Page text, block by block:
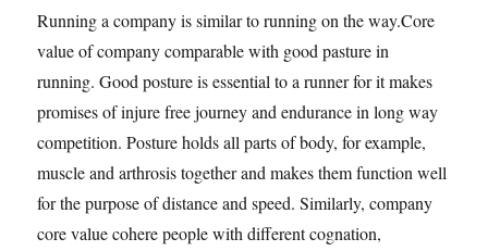
人
倒
Running a company is similar to running on the way.Core
value of company comparable with good pasture in
running. Good posture is essential to a runner for it makes
promises of injure free journey and endurance in long way
competition. Posture holds all parts of body, for example,
muscle and arthrosis together and makes them function well
for the purpose of distance and speed. Similarly, company
core value cohere people with different cognation,